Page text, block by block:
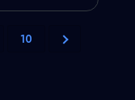
10